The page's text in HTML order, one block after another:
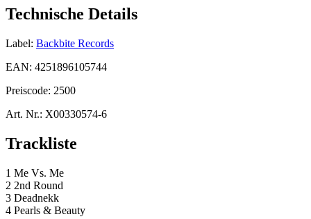
Technische Details
Label: Backbite Records
EAN: 4251896105744
Preiscode: 2500
Art. Nr.: X00330574-6
Trackliste
1 Me Vs. Me
2 2nd Round
3 Deadnekk
4 Pearls & Beauty